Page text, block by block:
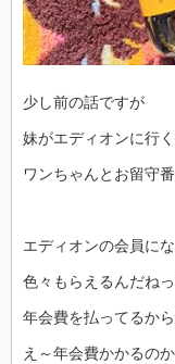
少し前の話ですが
妹がエディオンに行
ワンちゃんとお留守
エディオンの会員に
色々もらえるんだね
年会費を払ってるか
え～年会費かかるの